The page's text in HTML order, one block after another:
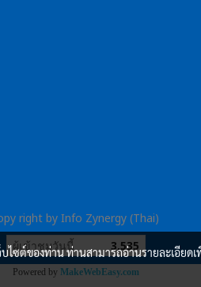
right by Info Zynergy (Thai)
ผู้เข้าชมวันนี้ 3,535
Powered by MakeWebEasy.com
ไซต์ของท่าน ท่านสามารถอ่านรายละเอียด